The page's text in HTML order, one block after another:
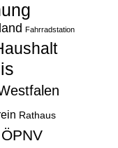
Fahrradstation
Rathaus
ÖPNV